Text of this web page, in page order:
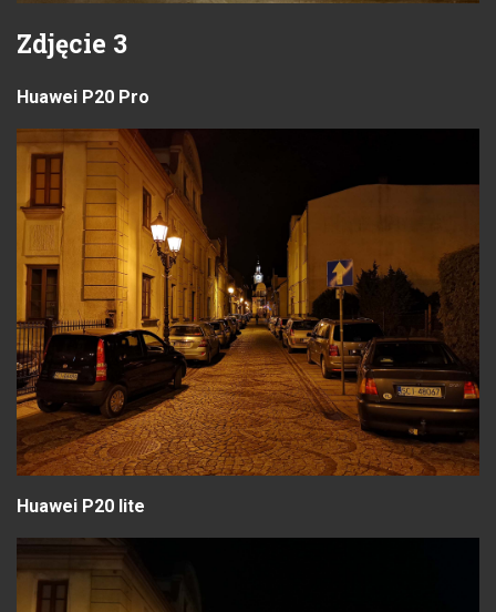
Zdjęcie 3
Huawei P20 Pro
Huawei P20 lite